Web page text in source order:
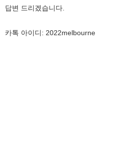
답변 드리겠습니다.
카톡 아이디: 2022melbourne